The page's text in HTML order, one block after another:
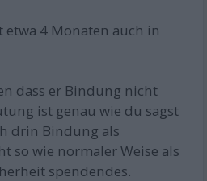
etwa 4 Monaten auch in
dass er Bindung nicht
ist genau wie du sagst
drin Bindung als
so wie normaler Weise als
spendendes.